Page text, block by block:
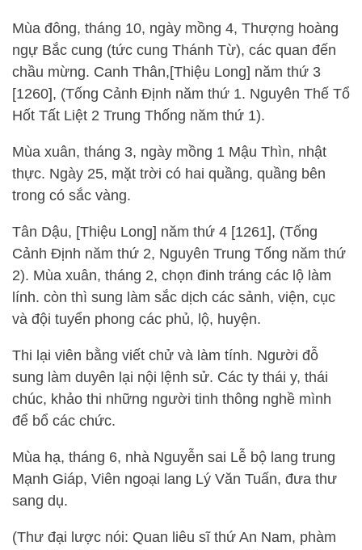
Mùa đông, tháng 10, ngày mồng 4, Thượng hoàng
ngự Bắc cung (tức cung Thánh Từ), các quan đến
chầu mừng. Canh Thân,[Thiệu Long] năm thứ 3
[1260], (Tống Cảnh Định năm thứ 1. Nguyên Thế Tổ
Hốt Tất Liệt 2 Trung Thống năm thứ 1).
Mùa xuân, tháng 3, ngày mồng 1 Mậu Thìn, nhật
thực. Ngày 25, mặt trời có hai quầng, quầng bên
trong có sắc vàng.
Tân Dậu, [Thiệu Long] năm thứ 4 [1261], (Tống
Cảnh Định năm thứ 2, Nguyên Trung Tống năm thứ
2). Mùa xuân, tháng 2, chọn đinh tráng các lộ làm
lính. còn thì sung làm sắc dịch các sảnh, viện, cục
và đội tuyển phong các phủ, lộ, huyện.
Thi lại viên bằng viết chử và làm tính. Người đỗ
sung làm duyên lại nội lệnh sử. Các ty thái y, thái
chúc, khảo thi những người tinh thông nghề mình
để bổ các chức.
Mùa hạ, tháng 6, nhà Nguyễn sai Lễ bộ lang trung
Mạnh Giáp, Viên ngoại lang Lý Văn Tuấn, đưa thư
sang dụ.
(Thư đại lược nói: Quan liêu sĩ thứ An Nam, phàm